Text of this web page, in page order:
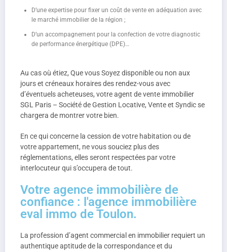
D’une expertise pour fixer un coût de vente en adéquation avec
le marché immobilier de la région ;
D’un accompagnement pour la confection de votre diagnostic
de performance énergétique (DPE)…
Au cas où étiez, Que vous Soyez disponible ou non aux
jours et créneaux horaires des rendez-vous avec
d’éventuels acheteuses, votre agent de vente immobilier
SGL Paris – Société de Gestion Locative, Vente et Syndic se
chargera de montrer votre bien.
En ce qui concerne la cession de votre habitation ou de
votre appartement, ne vous souciez plus des
réglementations, elles seront respectées par votre
interlocuteur qui s’occupera de tout.
Votre agence immobilière de
confiance : l'agence immobilière
eval immo de Toulon.
La profession d’agent commercial en immobilier requiert un
authentique aptitude de la correspondance et du